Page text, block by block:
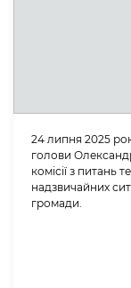
24 липня 2025
голови
комісії з питань
надзвичайних
громади.